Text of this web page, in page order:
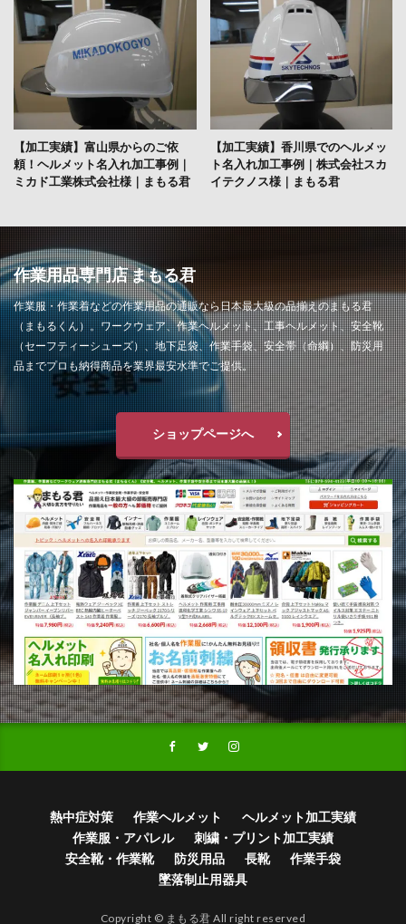
【加工実績】富山県からのご依
頼！ヘルメット名入れ加工事例｜
ミカド工業株式会社様｜まもる君
【加工実績】香川県でのヘルメッ
ト名入れ加工事例｜株式会社スカ
イテクノス様｜まもる君
作業用品専門店 まもる君
作業服・作業着などの作業用品の通販なら日本最大級の品揃えのまもる君
（まもるくん）。ワークウェア、作業ヘルメット、工事ヘルメット、安全靴
（セーフティーシューズ）、地下足袋、作業手袋、安全帯（命綱）、防災用
品までプロも納得商品を業界最安水準でご提供。
ショップページへ
熱中症対策 作業ヘルメット
ヘルメット加工実績
作業服・アパレル
刺繍・プリント加工実績
安全靴・作業靴
防災用品 長靴
作業手袋
墜落制止用器具
Copyright © まもる君 All right reserved